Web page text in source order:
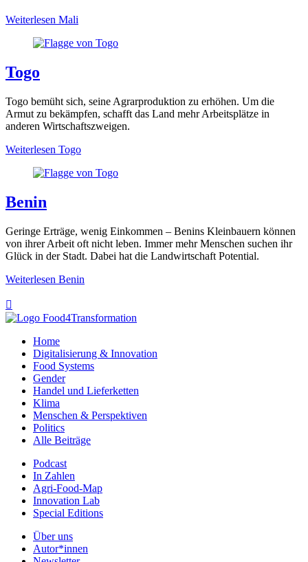
Weiterlesen Mali
Togo
Togo bemüht sich, seine Agrarproduktion zu erhöhen. Um die
Armut zu bekämpfen, schafft das Land mehr Arbeitsplätze in
anderen Wirtschaftszweigen.
Weiterlesen Togo
Benin
Geringe Erträge, wenig Einkommen – Benins Kleinbauern können
von ihrer Arbeit oft nicht leben. Immer mehr Menschen suchen ihr
Glück in der Stadt. Dabei hat die Landwirtschaft Potential.
Weiterlesen Benin

Home
Digitalisierung & Innovation
Food Systems
Gender
Handel und Lieferketten
Klima
Menschen & Perspektiven
Politics
Alle Beiträge
Podcast
In Zahlen
Agri-Food-Map
Innovation Lab
Special Editions
Über uns
Autor*innen